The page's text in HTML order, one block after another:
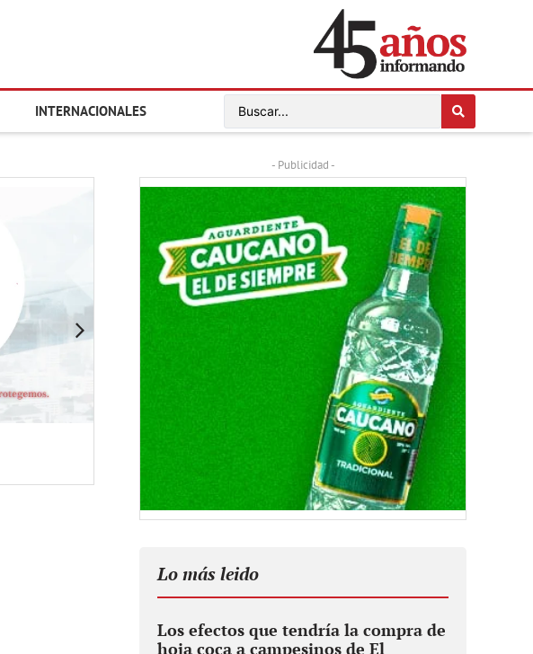
INTERNACIONALES
- Publicidad -
Lo más leido
Los efectos que tendría la compra de
hoja coca a campesinos de El